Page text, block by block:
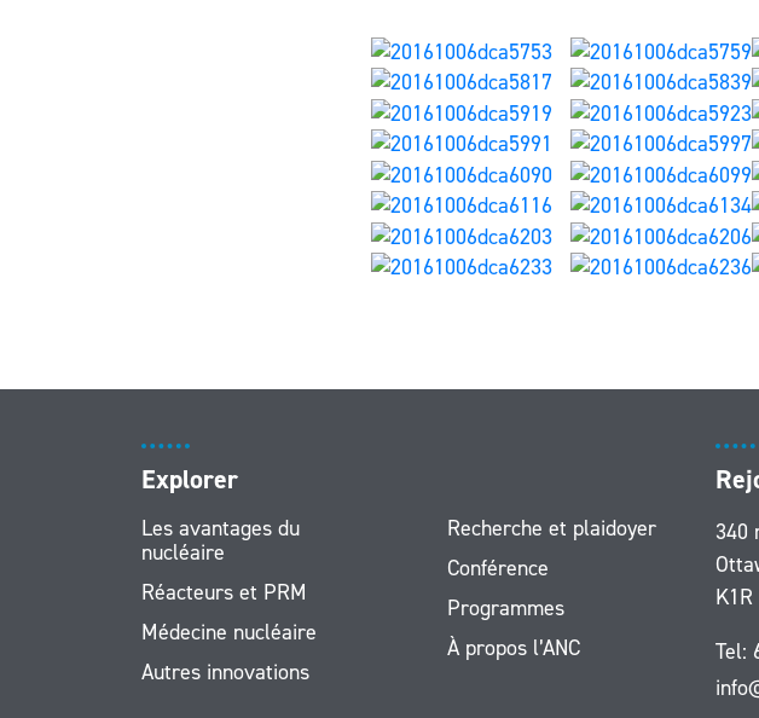
Explorer
Les avantages du
nucléaire
Réacteurs et PRM
Médecine nucléaire
Autres innovations
Recherche et plaidoyer
Conférence
Programmes
À propos l’ANC
340
K1R
Tel: